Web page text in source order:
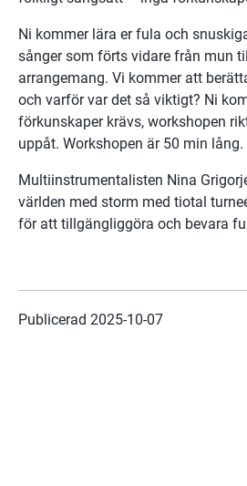
Ni kommer lära er fula och
sånger som förts vidare från mun
arrangemang. Vi kommer att
och varför var det så viktigt? Ni
förkunskaper krävs, workshopen
uppåt. Workshopen är 50 min lång.
Multiinstrumentalisten Nina
världen med storm med tiotal
för att tillgängliggöra och bevara
Publicerad 2025-10-07